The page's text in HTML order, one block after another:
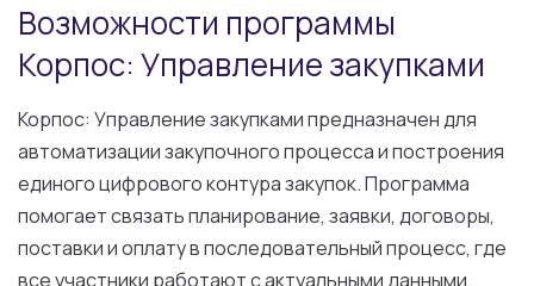
Возможности программы
Корпос: Управление закупками
Корпос: Управление закупками предназначен для
автоматизации закупочного процесса и построения
единого цифрового контура закупок. Программа
помогает связать планирование, заявки, договоры,
поставки и оплату в последовательный процесс, где
все участники работают с актуальными данными.